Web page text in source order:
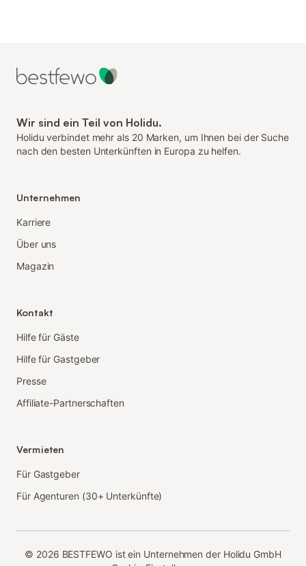
Wir sind ein Teil von Holidu.
Holidu verbindet mehr als 20 Marken, um Ihnen bei der Suche
nach den besten Unterkünften in Europa zu helfen.
Unternehmen
Karriere
Über uns
Magazin
Kontakt
Hilfe für Gäste
Hilfe für Gastgeber
Presse
Affiliate-Partnerschaften
Vermieten
Für Gastgeber
Für Agenturen (30+ Unterkünfte)
© 2026 BESTFEWO ist ein Unternehmen der Holidu GmbH